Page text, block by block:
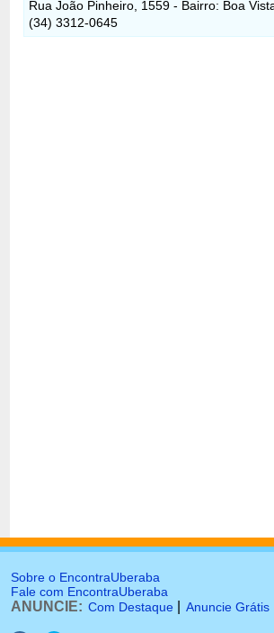
Rua João Pinheiro, 1559 - Bairro: Boa
(34) 3312-0645
Sobre o EncontraUberaba
Fale com EncontraUberaba
ANUNCIE: Com Destaque Anuncie Grátis